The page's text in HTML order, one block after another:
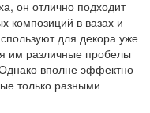
он отлично подходит
композиций в вазах и
для декора уже
им различные пробелы
вполне эффектно
только разными